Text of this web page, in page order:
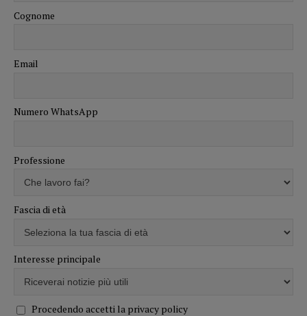
Cognome
Email
Numero WhatsApp
Professione
Fascia di età
Interesse principale
Procedendo accetti la privacy policy